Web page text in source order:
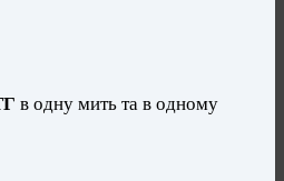
в одну мить та в одному